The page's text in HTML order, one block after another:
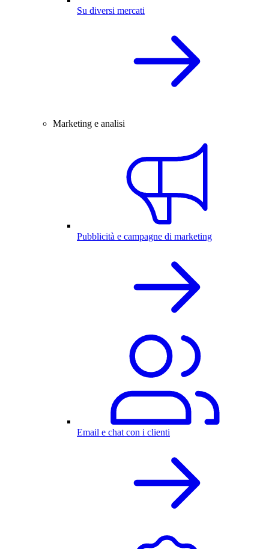
Su diversi mercati
Marketing e analisi
Pubblicità e campagne di marketing
Email e chat con i clienti